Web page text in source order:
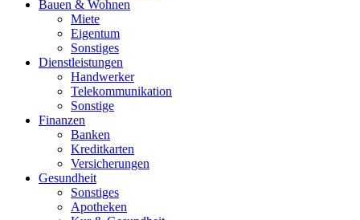
Bauen & Wohnen
Miete
Eigentum
Sonstiges
Dienstleistungen
Handwerker
Telekommunikation
Sonstige
Finanzen
Banken
Kreditkarten
Versicherungen
Gesundheit
Sonstiges
Apotheken